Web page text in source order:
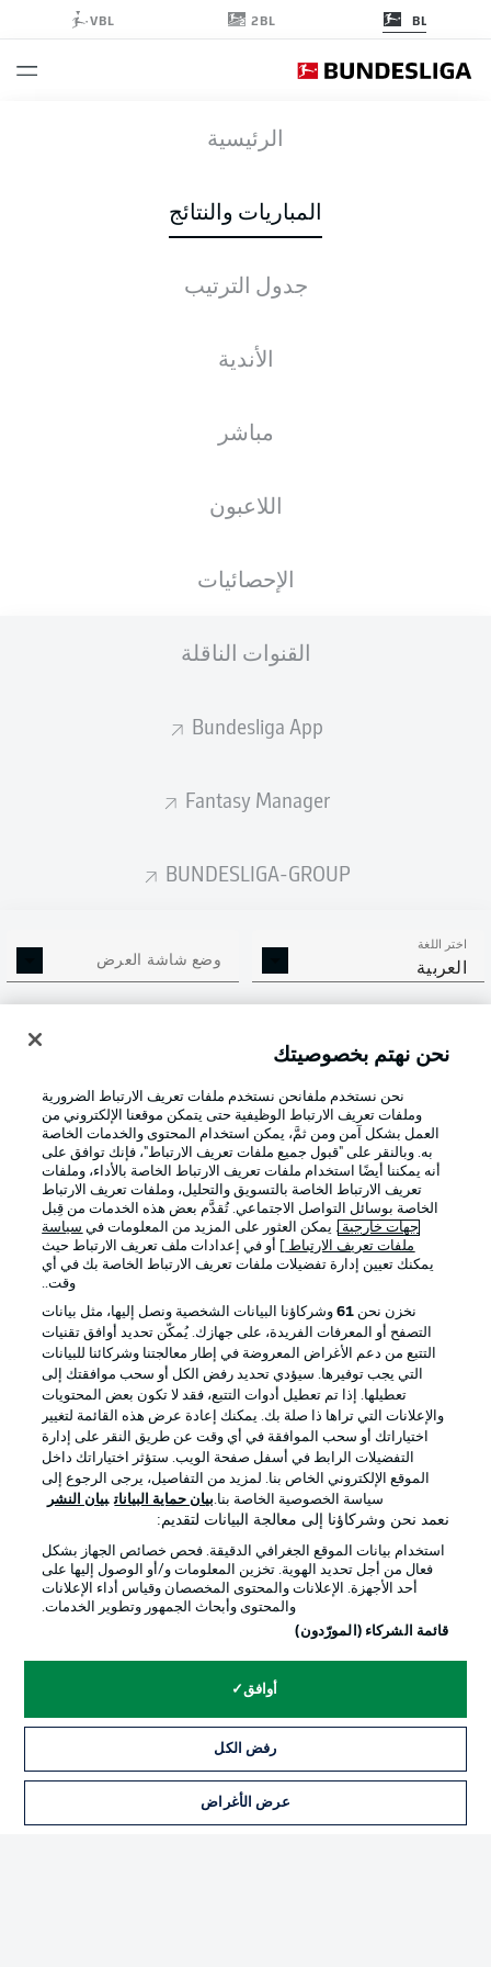
BL
2BL
VBL
الرئيسية
المباريات والنتائج
جدول الترتيب
الأندية
مباشر
اللاعبون
الإحصائيات
القنوات الناقلة
Bundesliga App
Fantasy Manager
BUNDESLIGA-GROUP
اختر اللغة
العربية وضع شاشة العرض
تسجيل الدخول
الأخبار التشكيلات الإحصائيات
انطلاق المباراة.
Football as it's meant to be
تطبيق الدوري الألماني
Official Partners
إدارة التفضيلات بيان الخصوصية
القنوات الناقلة
نحن نهتم بخصوصيتك
نحن نستخدم ملفانحن نستخدم ملفات تعريف الارتباط الضرورية
وملفات تعريف الارتباط الوظيفية حتى يتمكن موقعنا الإلكتروني من
العمل بشكل آمن ومن ثمَّ، يمكن استخدام المحتوى والخدمات الخاصة
به. وبالنقر على "قبول جميع ملفات تعريف الارتباط"، فإنك توافق على
أنه يمكننا أيضًا استخدام ملفات تعريف الارتباط الخاصة بالأداء، وملفات
تعريف الارتباط الخاصة بالتسويق والتحليل، وملفات تعريف الارتباط
الخاصة بوسائل التواصل الاجتماعي. تُقدَّم بعض هذه الخدمات من قِبل
جهات خارجية . يمكن العثور على المزيد من المعلومات في سياسة
ملفات تعريف الارتباط
] أو في إعدادات ملف تعريف الارتباط حيث
يمكنك تعيين إدارة تفضيلات ملفات تعريف الارتباط الخاصة بك في أي
وقت..
نخزن نحن 61وشركاؤنا البيانات الشخصية ونصل إليها، مثل بيانات
التصفح أو المعرفات الفريدة، على جهازك. يُمكّن تحديد أوافق تقنيات
التتبع من دعم الأغراض المعروضة في إطار معالجتنا وشركائنا للبيانات
التي يجب توفيرها. سيؤدي تحديد رفض الكل أو سحب موافقتك إلى
تعطيلها. إذا تم تعطيل أدوات التتبع، فقد لا تكون بعض المحتويات
والإعلانات التي تراها ذا صلة بك. يمكنك إعادة عرض هذه القائمة لتغيير
اختياراتك أو سحب الموافقة في أي وقت عن طريق النقر على إدارة
التفضيلات الرابط في أسفل صفحة الويب. ستؤثر اختياراتك داخل
الموقع الإلكتروني الخاص بنا. لمزيد من التفاصيل، يرجى الرجوع إلى
سياسة الخصوصية الخاصة بنا.بيان حماية البيانات بيان النشر
نعمد نحن وشركاؤنا إلى معالجة البيانات لتقديم:
استخدام بيانات الموقع الجغرافي الدقيقة. فحص خصائص الجهاز بشكل
فعال من أجل تحديد الهوية. تخزين المعلومات و/أو الوصول إليها على
أحد الأجهزة. الإعلانات والمحتوى المخصصان وقياس أداء الإعلانات
والمحتوى وأبحاث الجمهور وتطوير الخدمات.
قائمة الشركاء (المورّدون)
أوافق
رفض الكل
عرض الأغراض